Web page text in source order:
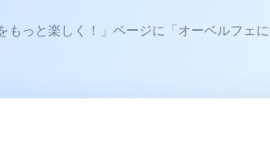
もっと楽しく！」ページに「オーベルフェ